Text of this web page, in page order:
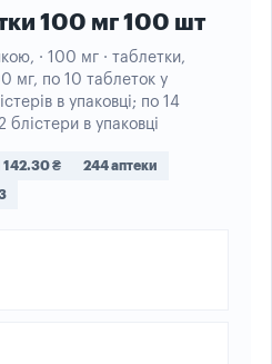
100 мг 100 шт
· 100 мг · таблетки,
мг, по 10 таблеток у
в упаковці; по 14
блістери в упаковці
142.30 ₴ 244 аптеки